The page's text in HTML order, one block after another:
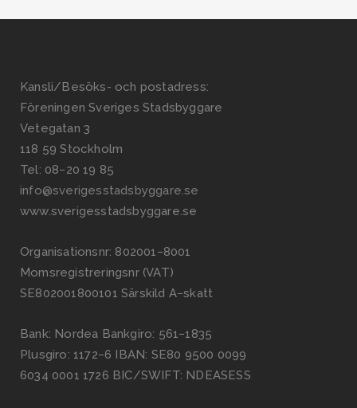
Kansli/Besöks- och postadress:
Föreningen Sveriges Stadsbyggare
Vetegatan 3
118 59 Stockholm
Tel: 08−20 19 85
info@sverigesstadsbyggare.se
www.sverigesstadsbyggare.se
Organisationsnr: 802001−8001
Momsregistreringsnr (VAT)
SE802001800101 Särskild A−skatt
Bank: Nordea Bankgiro: 561−1835
Plusgiro: 1172−6 IBAN: SE80 9500 0099
6034 0001 1726 BIC/SWIFT: NDEASESS